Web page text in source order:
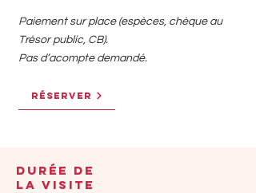
Paiement sur place (espèces, chèque au
Trésor public, CB).
Pas d’acompte demandé.
RÉSERVER
DURÉE DE
LA VISITE